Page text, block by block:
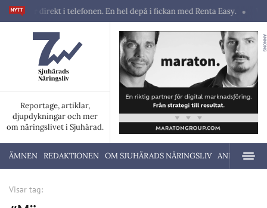
direkt i telefonen. En hel depå i fickan med Renta Easy.
Reportage, artiklar,
djupdykningar och mer
om näringslivet i Sjuhärad.
ANNONS
ÄMNEN REDAKTIONEN OM SJUHÄRADS NÄRINGSLIV ANNONSERA
Visar tag: